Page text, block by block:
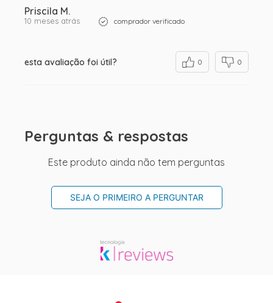
Priscila M.
10 meses atrás comprador verificado
esta avaliação foi útil? 0 0
Perguntas & respostas
Este produto ainda não tem perguntas
SEJA O PRIMEIRO A PERGUNTAR